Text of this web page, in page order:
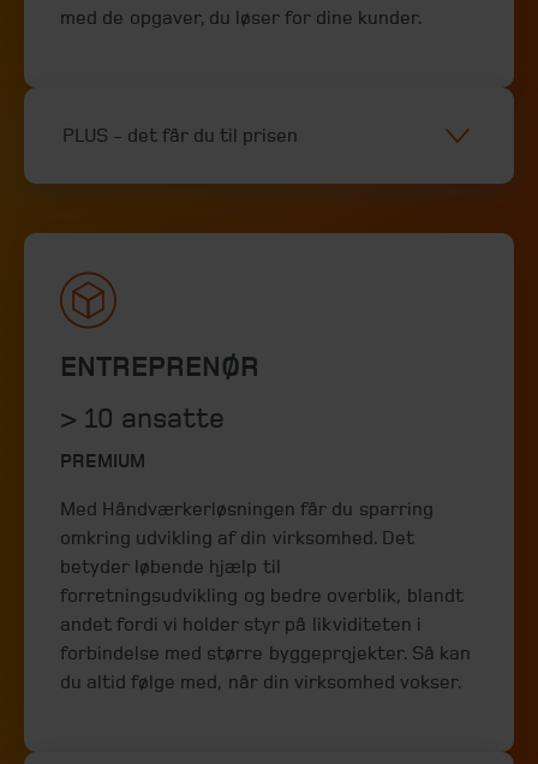
med de opgaver, du løser for dine kunder.
PLUS - det får du til prisen
ENTREPRENØR
> 10 ansatte
PREMIUM
Med Håndværkerløsningen får du sparring
omkring udvikling af din virksomhed. Det
betyder løbende hjælp til
forretningsudvikling og bedre overblik, blandt
andet fordi vi holder styr på likviditeten i
forbindelse med større byggeprojekter. Så kan
du altid følge med, når din virksomhed vokser.